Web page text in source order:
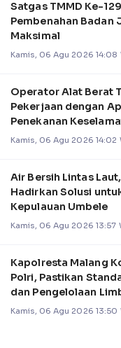
Satgas TMMD Ke-
Pembenahan Badan
Maksimal
Kamis, 06 Agu 2026 14:08
Operator Alat Berat
Pekerjaan dengan
Penekanan
Kamis, 06 Agu 2026 14:02
Air Bersih Lintas
Hadirkan Solusi
Kepulauan Umbele
Kamis, 06 Agu 2026 13:57
Kapolresta Malang
Polri, Pastikan
dan Pengelolaan
Kamis, 06 Agu 2026 13:50